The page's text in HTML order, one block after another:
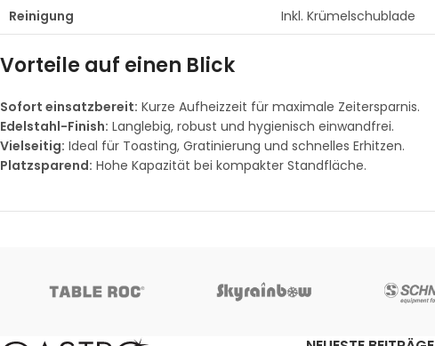
Reinigung
Inkl. Krümelschublade
Vorteile auf einen Blick
Sofort einsatzbereit: Kurze Aufheizzeit für maximale Zeitersparnis.
Edelstahl-Finish: Langlebig, robust und hygienisch einwandfrei.
Vielseitig: Ideal für Toasting, Gratinierung und schnelles Erhitzen.
Platzsparend: Hohe Kapazität bei kompakter Standfläche.